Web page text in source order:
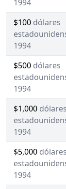
1994
$100 dólares
1994
$500 dólares
1994
$1,000 dólares
1994
$5,000 dólares
1994